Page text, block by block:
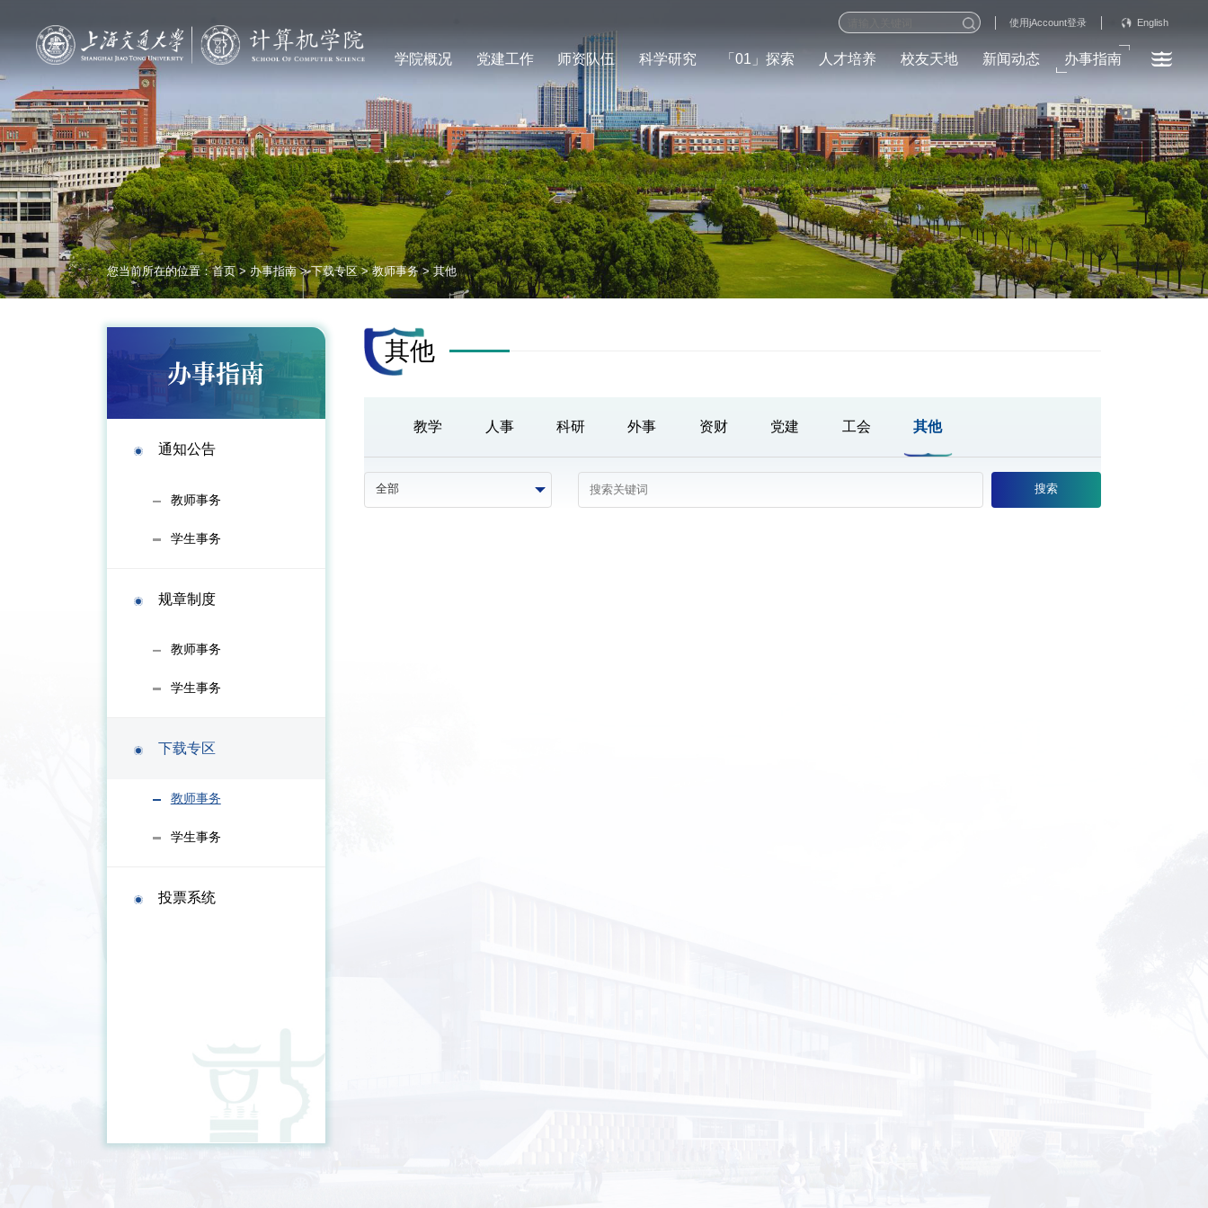
使用jAccount登录 English
学院概况 党建工作 师资队伍 科学研究 「01」探索 人才培养 校友天地 新闻动态 办事指南
您当前所在的位置：首页>办事指南>下载专区>教师事务>其他
办事指南
通知公告
教师事务
学生事务
规章制度
教师事务
学生事务
下载专区
教师事务
学生事务
投票系统
其他
教学 人事 科研 外事 资财 党建 工会 其他
搜索